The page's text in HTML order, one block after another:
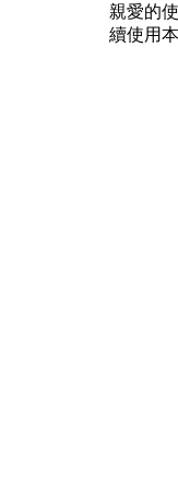
親愛的
續使用